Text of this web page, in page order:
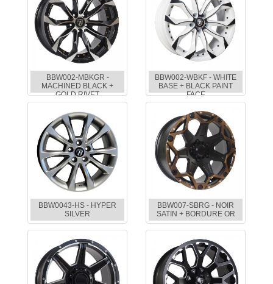
BBW002-MBKGR -
MACHINED BLACK +
GOLD RIVET
BBW002-WBKF - WHITE
BASE + BLACK PAINT
FACE
BBW0043-HS - HYPER
SILVER
BBW007-SBRG - NOIR
SATIN + BORDURE OR